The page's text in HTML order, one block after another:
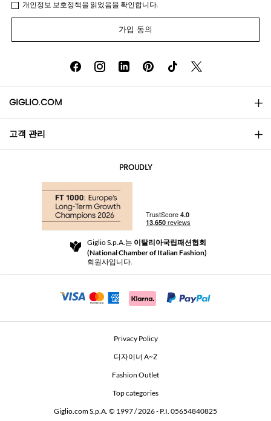
개인정보 보호정책을 읽었음을 확인합니다.
가입 동의
GIGLIO.COM
소개
Community Store
Beauty Seekers VIP Club
고객 관리
반품 및 환불
For a safe shopping experience
Security Communication
PROUDLY
Giglio S.p.A.는 이탈리아국립패션협회
(National Chamber of Italian Fashion)
회원사입니다.
Privacy Policy
디자이너 A~Z
Fashion Outlet
Top categories
Giglio.com S.p.A. © 1997 / 2026 - P.I. 05654840825